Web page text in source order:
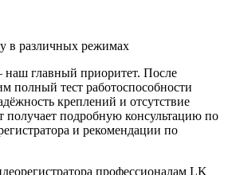
в различных режимах
главный приоритет. После
полный тест работоспособности
креплений и отсутствие
подробную консультацию по
и рекомендации по
профессионалам LK